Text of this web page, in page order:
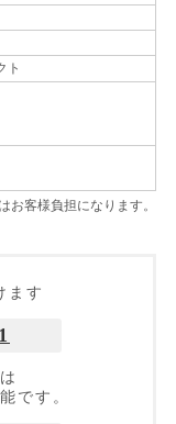
ト
お客様負担になります。
ます
です。